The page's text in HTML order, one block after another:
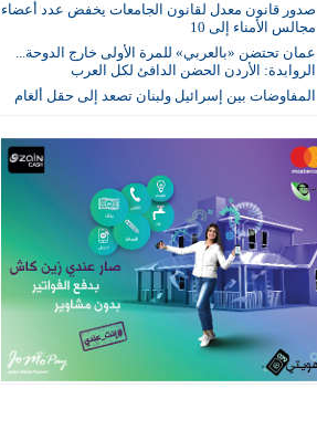
صدور قانون معدل لقانون الجامعات يخفض عدد أعضاء
مجالس الأمناء إلى 10
عمان تحتضن «بالعربي» للمرة الأولى خارج الدوحة...
الروابدة: الأردن الحضن الدافئ لكل العرب
المفاوضات بين إسرائيل ولبنان تصعد إلى حقل ألغام